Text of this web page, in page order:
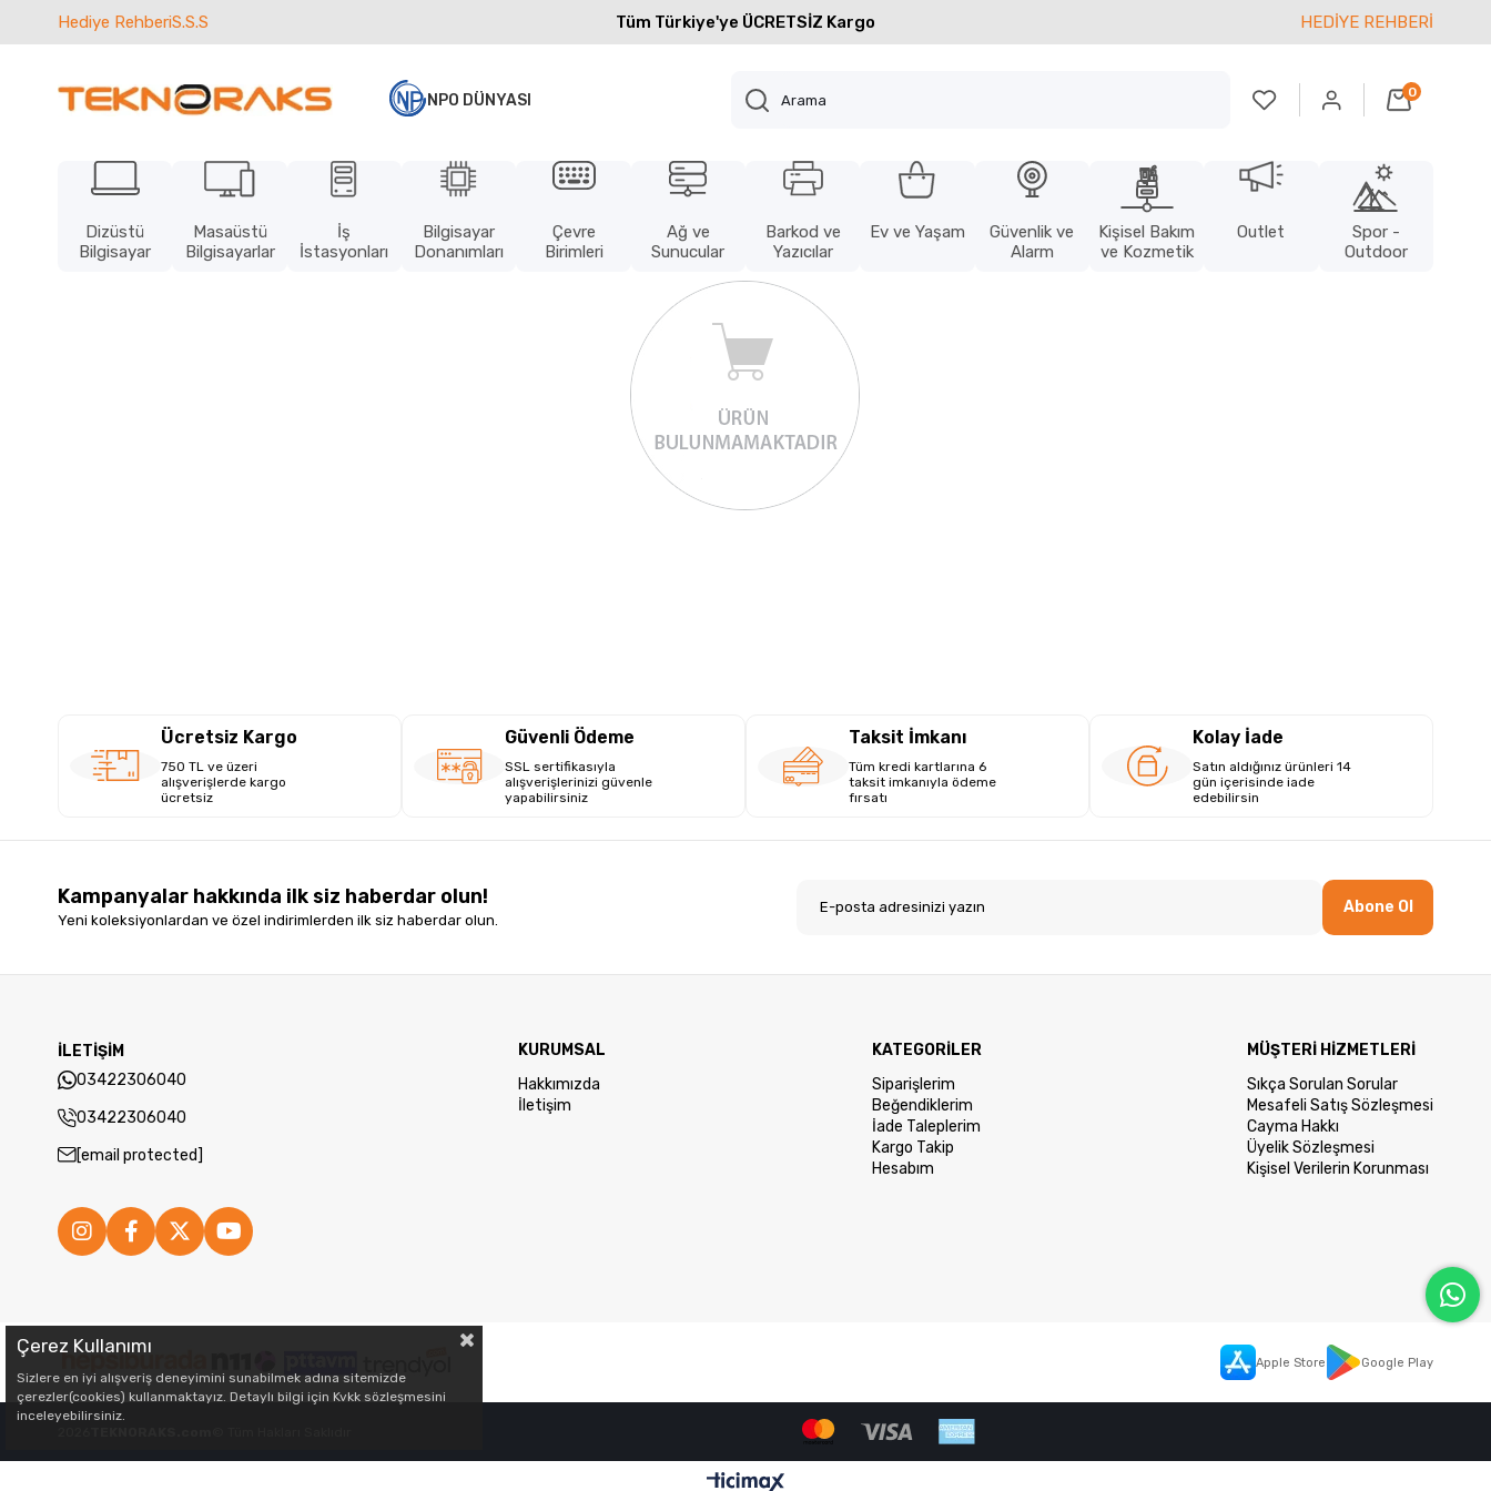
Hediye RehberiS.S.S Tüm Türkiye'ye ÜCRETSİZ Kargo HEDİYE REHBERİ
NPO DÜNYASI 0
Dizüstü
Bilgisayar
Masaüstü
Bilgisayarlar
İş
İstasyonları
Bilgisayar
Donanımları
Çevre
Birimleri
Ağ ve
Sunucular
Barkod ve
Yazıcılar
Ev ve Yaşam
Güvenlik ve
Alarm
Kişisel Bakım
ve Kozmetik
Outlet
Spor -
Outdoor
Ücretsiz Kargo
750 TL ve üzeri
alışverişlerde kargo
ücretsiz
Güvenli Ödeme
SSL sertifikasıyla
alışverişlerinizi güvenle
yapabilirsiniz
Taksit İmkanı
Tüm kredi kartlarına 6
taksit imkanıyla ödeme
fırsatı
Kolay İade
Satın aldığınız ürünleri 14
gün içerisinde iade
edebilirsin
Kampanyalar hakkında ilk siz haberdar olun!
Yeni koleksiyonlardan ve özel indirimlerden ilk siz haberdar olun.
Abone Ol
İLETİŞİM
03422306040
03422306040
[email protected]
KURUMSAL
Hakkımızda
İletişim
KATEGORİLER
Siparişlerim
Beğendiklerim
İade Taleplerim
Kargo Takip
Hesabım
MÜŞTERİ HİZMETLERİ
Sıkça Sorulan Sorular
Mesafeli Satış Sözleşmesi
Cayma Hakkı
Üyelik Sözleşmesi
Kişisel Verilerin Korunması
Apple Store Google Play
Çerez Kullanımı
Sizlere en iyi alışveriş deneyimini sunabilmek adına sitemizde
çerezler(cookies) kullanmaktayız. Detaylı bilgi için Kvkk sözleşmesini
inceleyebilirsiniz.